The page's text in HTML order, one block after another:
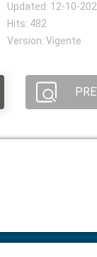
Updated: 12-10-
Hits: 482
Version: Vigente